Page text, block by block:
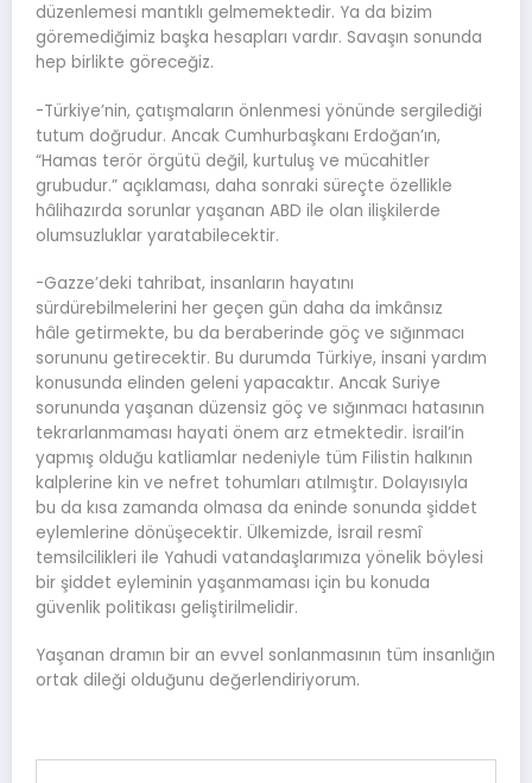
düzenlemesi mantıklı gelmemektedir. Ya da bizim
göremediğimiz başka hesapları vardır. Savaşın sonunda
hep birlikte göreceğiz.
-Türkiye’nin, çatışmaların önlenmesi yönünde sergilediği
tutum doğrudur. Ancak Cumhurbaşkanı Erdoğan’ın,
“Hamas terör örgütü değil, kurtuluş ve mücahitler
grubudur.” açıklaması, daha sonraki süreçte özellikle
hâlihazırda sorunlar yaşanan ABD ile olan ilişkilerde
olumsuzluklar yaratabilecektir.
-Gazze’deki tahribat, insanların hayatını
sürdürebilmelerini her geçen gün daha da imkânsız
hâle getirmekte, bu da beraberinde göç ve sığınmacı
sorununu getirecektir. Bu durumda Türkiye, insani yardım
konusunda elinden geleni yapacaktır. Ancak Suriye
sorununda yaşanan düzensiz göç ve sığınmacı hatasının
tekrarlanmaması hayati önem arz etmektedir. İsrail’in
yapmış olduğu katliamlar nedeniyle tüm Filistin halkının
kalplerine kin ve nefret tohumları atılmıştır. Dolayısıyla
bu da kısa zamanda olmasa da eninde sonunda şiddet
eylemlerine dönüşecektir. Ülkemizde, İsrail resmî
temsilcilikleri ile Yahudi vatandaşlarımıza yönelik böylesi
bir şiddet eyleminin yaşanmaması için bu konuda
güvenlik politikası geliştirilmelidir.
Yaşanan dramın bir an evvel sonlanmasının tüm insanlığın
ortak dileği olduğunu değerlendiriyorum.